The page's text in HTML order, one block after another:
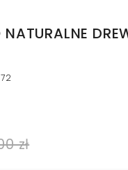
zł